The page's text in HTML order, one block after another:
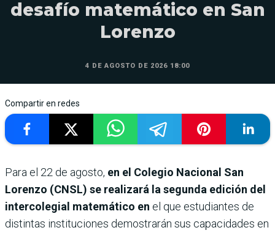
desafío matemático en San
Lorenzo
4 DE AGOSTO DE 2026 18:00
Compartir en redes
Para el 22 de agosto, en el Colegio Nacional San
Lorenzo (CNSL) se realizará la segunda edición del
intercolegial matemático en el que estudiantes de
distintas instituciones demostrarán sus capacidades en